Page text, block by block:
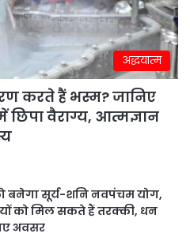
अद्धयात्म
करते हैं भस्म? जानिए
वैराग्य, आत्मज्ञान
बनेगा सूर्य-शनि नवपंचम योग,
को मिल सकते हैं तरक्की, धन
अवसर